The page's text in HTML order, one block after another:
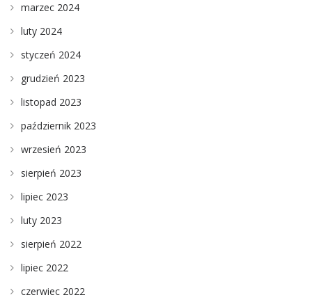
marzec 2024
luty 2024
styczeń 2024
grudzień 2023
listopad 2023
październik 2023
wrzesień 2023
sierpień 2023
lipiec 2023
luty 2023
sierpień 2022
lipiec 2022
czerwiec 2022